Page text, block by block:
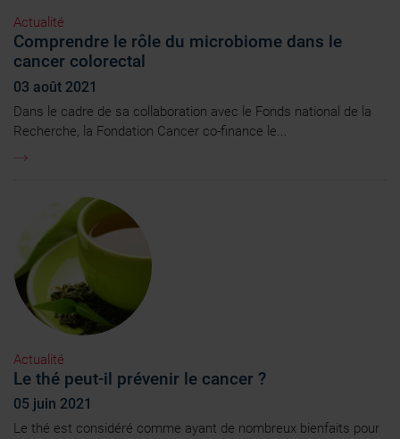
Actualité
Comprendre le rôle du microbiome dans le
cancer colorectal
03 août 2021
Dans le cadre de sa collaboration avec le Fonds national de la
Recherche, la Fondation Cancer co-finance le...
Actualité
Le thé peut-il prévenir le cancer ?
05 juin 2021
Le thé est considéré comme ayant de nombreux bienfaits pour